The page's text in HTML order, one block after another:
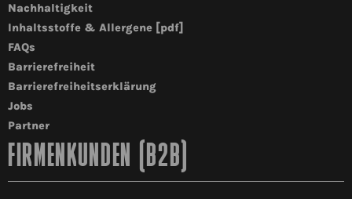
Nachhaltigkeit
Inhaltsstoffe & Allergene [pdf]
FAQs
Barrierefreiheit
Barrierefreiheitserklärung
Jobs
Partner
FIRMENKUNDEN (B2B)